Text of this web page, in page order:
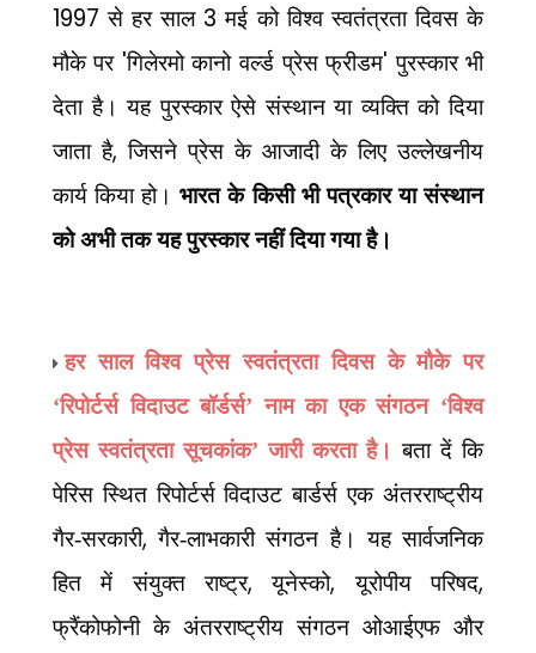
1997 से हर साल 3 मई को विश्व स्वतंत्रता दिवस के
मौके पर 'गिलेरमो कानो वर्ल्ड प्रेस फ्रीडम'पुरस्कार भी
देता है। यह पुरस्कार ऐसे संस्थान या व्यक्ति को दिया
जाता है,जिसने प्रेस के आजादी के लिए उल्लेखनीय
कार्य किया हो।भारत के किसी भी पत्रकार या संस्थान
को अभी तक यह पुरस्कार नहीं दिया गया है।
हर साल विश्व प्रेस स्वतंत्रता दिवस के मौके पर
‘रिपोर्टर्स विदाउट बॉर्डर्स’ नाम का एक संगठन ‘विश्व
प्रेस स्वतंत्रता सूचकांक’ जारी करता है। बता दें कि
पेरिस स्थित रिपोर्टर्स विदाउट बार्डर्स एक अंतरराष्ट्रीय
गैर-सरकारी,गैर-लाभकारी संगठन है। यह सार्वजनिक
हित में संयुक्त राष्ट्र,यूनेस्को,यूरोपीय परिषद,
फ्रैंकोफोनी के अंतरराष्ट्रीय संगठन ओआईएफ और